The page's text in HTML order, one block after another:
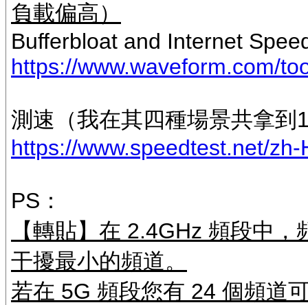
負載偏高）
Bufferbloat and Internet
https://www.waveform.com/
測速（我在其四種場景共拿到
https://www.speedtest.net/zh-
PS：
【轉貼】在 2.4GHz 頻段中
干擾最小的頻道。
若在 5G 頻段您有 24 個頻道